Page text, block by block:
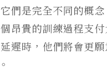
們是完全不同的概
昂貴的訓練過程支
遲時，他們將會更